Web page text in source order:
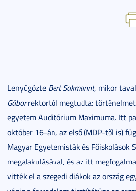
Lenyűgözte Bert Sakmannt, mikor
Gáborrektortól megtudta: történelmet
egyetem Auditórium Maximuma. Itt
október 16-án, az első (MDP-től is)
Magyar Egyetemisták és Főiskolások
megalakulásával, és az itt
vitték el a szegedi diákok az ország